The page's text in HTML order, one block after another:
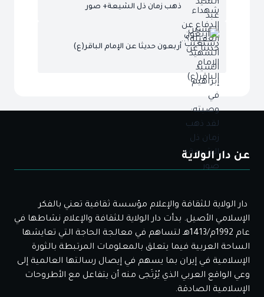
ذهب زمان ذل الشيعة+ صور
أربعون حديثا عن الإمام الباقر(ع)
عن دار الولاية
دار الولاية للثقافة والإعلام مؤسسة ثقافية تعني بالفكر
الإسلامي الأصيل. بدأت دار الولاية للثقافة والإعلام نشاطها في
عام 1992م/1413هـ لتساهم في معالجة الحاجة التي تعايشها
الساحة العربية فيما يتعلق بالمعلومات المرتبطة بالثورة
الإسلامية في إيران بما يسهم في إيصال رسالتها العالمية إلى
وعي الواقع العربي الذي يُرْتَجى منه أن يتفاعل مع الأطروحات
الإسلامية الصادقة.